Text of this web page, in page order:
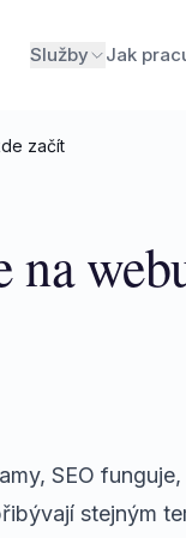
Služby Jak
začít
na
SEO
stejným